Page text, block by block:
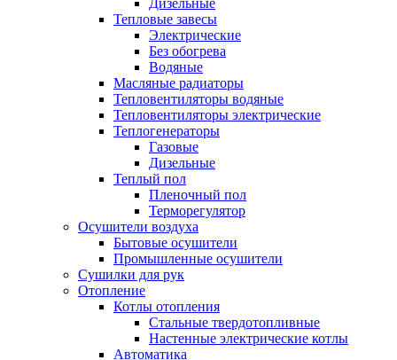
Дизельные
Тепловые завесы
Электрические
Без обогрева
Водяные
Масляные радиаторы
Тепловентиляторы водяные
Тепловентиляторы электрические
Теплогенераторы
Газовые
Дизельные
Теплый пол
Пленочный пол
Терморегулятор
Осушители воздуха
Бытовые осушители
Промышленные осушители
Сушилки для рук
Отопление
Котлы отопления
Стальные твердотопливные
Настенные электрические котлы
Автоматика